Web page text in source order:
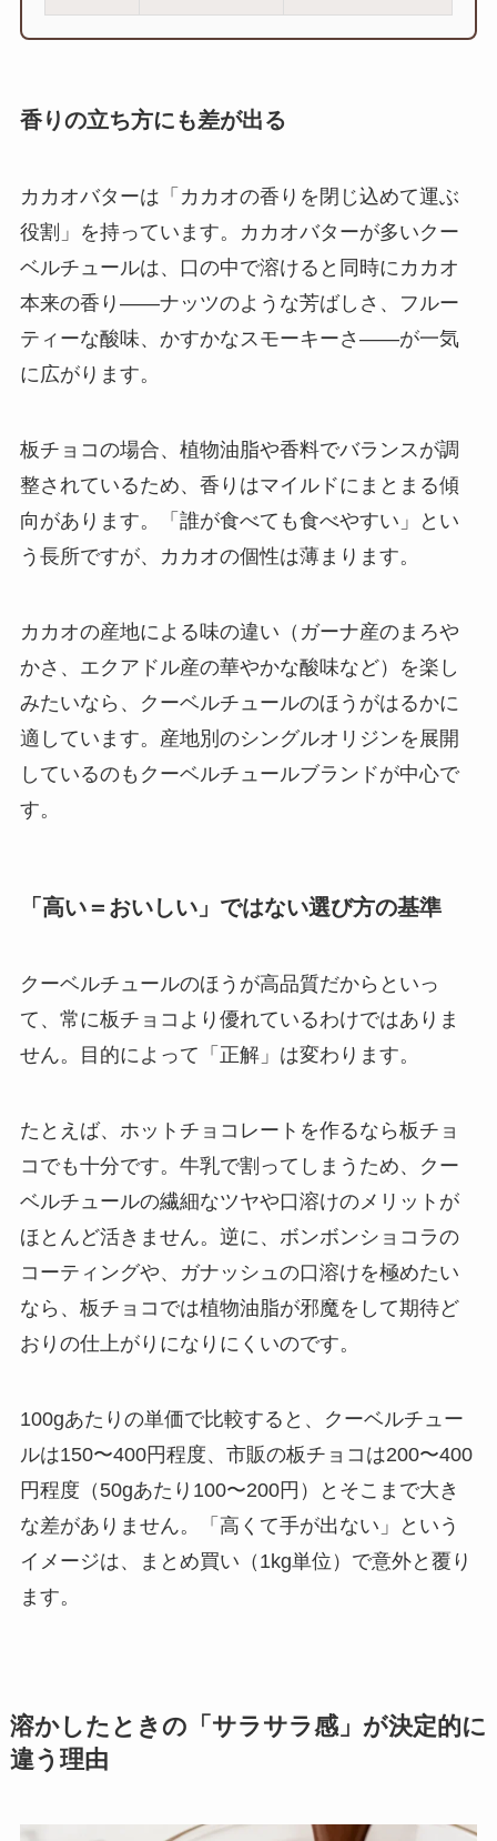
香りの立ち方にも差が出る
カカオバターは「カカオの香りを閉じ込めて運ぶ
役割」を持っています。カカオバターが多いクー
ベルチュールは、口の中で溶けると同時にカカオ
本来の香り——ナッツのような芳ばしさ、フルー
ティーな酸味、かすかなスモーキーさ——が一気
に広がります。
板チョコの場合、植物油脂や香料でバランスが調
整されているため、香りはマイルドにまとまる傾
向があります。「誰が食べても食べやすい」とい
う長所ですが、カカオの個性は薄まります。
カカオの産地による味の違い（ガーナ産のまろや
かさ、エクアドル産の華やかな酸味など）を楽し
みたいなら、クーベルチュールのほうがはるかに
適しています。産地別のシングルオリジンを展開
しているのもクーベルチュールブランドが中心で
す。
「高い＝おいしい」ではない選び方の基準
クーベルチュールのほうが高品質だからといっ
て、常に板チョコより優れているわけではありま
せん。目的によって「正解」は変わります。
たとえば、ホットチョコレートを作るなら板チョ
コでも十分です。牛乳で割ってしまうため、クー
ベルチュールの繊細なツヤや口溶けのメリットが
ほとんど活きません。逆に、ボンボンショコラの
コーティングや、ガナッシュの口溶けを極めたい
なら、板チョコでは植物油脂が邪魔をして期待ど
おりの仕上がりになりにくいのです。
100gあたりの単価で比較すると、クーベルチュー
ルは150〜400円程度、市販の板チョコは200〜400
円程度（50gあたり100〜200円）とそこまで大き
な差がありません。「高くて手が出ない」という
イメージは、まとめ買い（1kg単位）で意外と覆り
ます。
溶かしたときの「サラサラ感」が決定的に
違う理由